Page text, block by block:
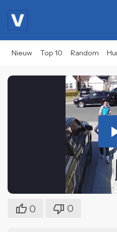
Nieuw Top 10 Random
0 0